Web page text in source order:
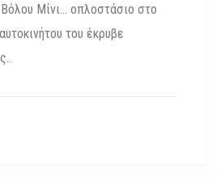
Βόλου Μίνι… οπλοστάσιο στο
του έκρυβε